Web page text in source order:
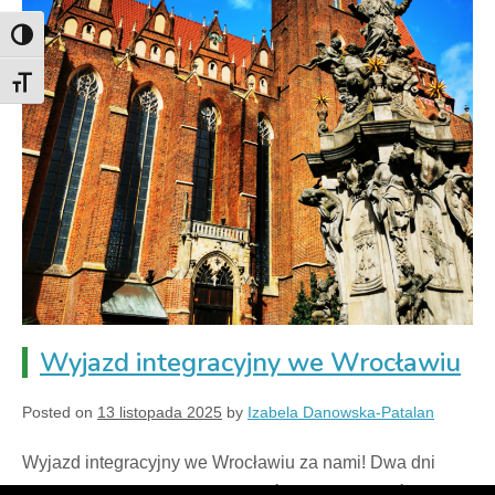
Toggle High Contrast
Toggle Font size
Wyjazd integracyjny we Wrocławiu
Posted on 13 listopada 2025 by Izabela Danowska-Patalan
Wyjazd integracyjny we Wrocławiu za nami! Dwa dni